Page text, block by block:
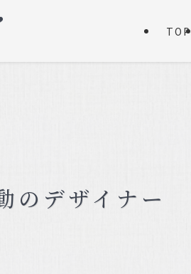
TOP
のデザイナー